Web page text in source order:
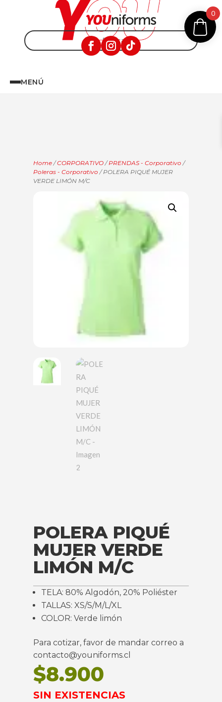
MENÚ
Home /CORPORATIVO /PRENDAS - Corporativo /
Poleras - Corporativo / POLERA PIQUÉ MUJER
VERDE LIMÓN M/C
POLERA PIQUÉ
MUJER VERDE
LIMÓN M/C
TELA: 80% Algodón, 20% Poliéster
TALLAS: XS/S/M/L/XL
COLOR: Verde limón
Para cotizar, favor de mandar correo a
contacto@youniforms.cl
$8.900
SIN EXISTENCIAS
0